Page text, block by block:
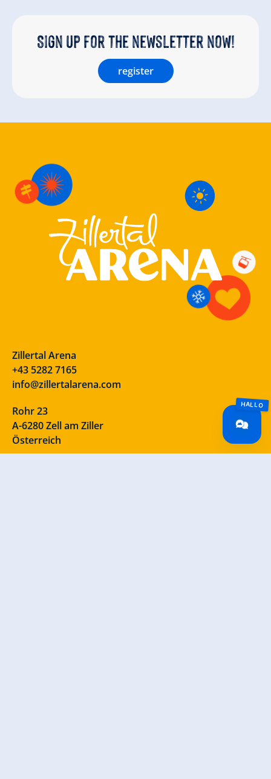
Sign up for the newsletter now!
register
Zillertal Arena
+43 5282 7165
info@zillertalarena.com
Rohr 23
A-6280 Zell am Ziller
Österreich